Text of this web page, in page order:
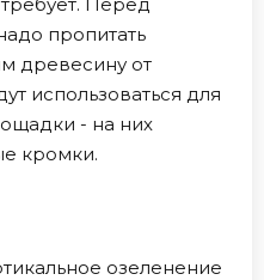
пропитать
древесину от
использоваться для
- на них
кромки.
озеленение